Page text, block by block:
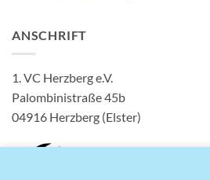
ANSCHRIFT
1. VC Herzberg e.V.
Palombinistraße 45b
04916 Herzberg (Elster)